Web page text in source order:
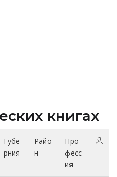
книгах
Губе
рния
Райо
н
Про
фесс
ия